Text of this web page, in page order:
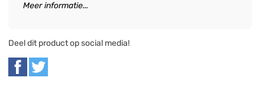
Meer informatie...
Deel dit product op social media!